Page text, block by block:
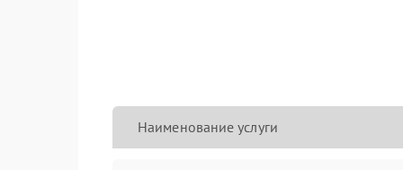
Наименование услуги